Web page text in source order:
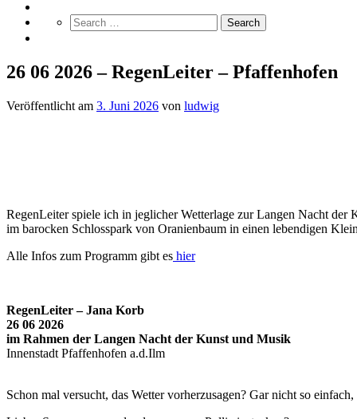
26 06 2026 – RegenLeiter – Pfaffenhofen
Veröffentlicht am 3. Juni 2026 von ludwig
RegenLeiter spiele ich in jeglicher Wetterlage zur Langen Nacht
im barocken Schlosspark von Oranienbaum in einen lebendigen
Alle Infos zum Programm gibt es hier
RegenLeiter – Jana Korb
26 06 2026
im Rahmen der Langen Nacht der Kunst und Musik
Innenstadt Pfaffenhofen a.d.Ilm
Schon mal versucht, das Wetter vorherzusagen? Gar nicht so